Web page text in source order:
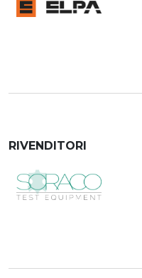
RIVENDITORI